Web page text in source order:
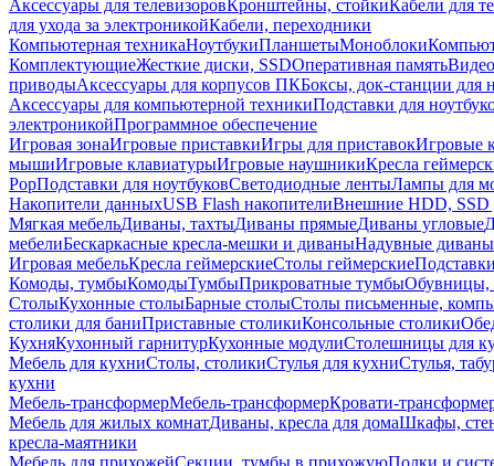
Аксессуары для телевизоровКронштейны, стойкиКабели для
для ухода за электроникойКабели, переходники
Компьютерная техникаНоутбукиПланшетыМоноблоки
КомплектующиеЖесткие диски, SSDОперативная память
приводыАксессуары для корпусов ПКБоксы, док-станции для
Аксессуары для компьютерной техникиПодставки для
электроникойПрограммное обеспечение
Игровая зонаИгровые приставкиИгры для приставокИгровые
мышиИгровые клавиатурыИгровые наушникиКресла
PopПодставки для ноутбуковСветодиодные лентыЛампы для
Накопители данныхUSB Flash накопителиВнешние HDD, SSD
Мягкая мебельДиваны, тахтыДиваны прямыеДиваны угловые
мебелиБескаркасные кресла-мешки и диваныНадувные диваны
Игровая мебельКресла геймерскиеСтолы геймерские
Комоды, тумбыКомодыТумбыПрикроватные тумбыОбувницы,
СтолыКухонные столыБарные столыСтолы письменные,
столики для баниПриставные столикиКонсольные столики
КухняКухонный гарнитурКухонные модулиСтолешницы для
Мебель для кухниСтолы, столикиСтулья для кухниСтулья,
кухни
Мебель-трансформерМебель-трансформерКровати-
Мебель для жилых комнатДиваны, кресла для домаШкафы,
кресла-маятники
Мебель для прихожейСекции, тумбы в прихожуюПолки и